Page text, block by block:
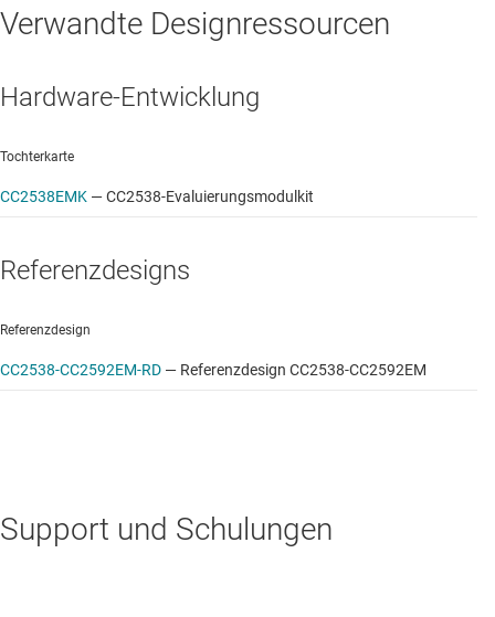
Verwandte Designressourcen
Hardware-Entwicklung
Tochterkarte
CC2538EMK —CC2538-Evaluierungsmodulkit
Referenzdesigns
Referenzdesign
CC2538-CC2592EM-RD — Referenzdesign CC2538-CC2592EM
Support und Schulungen